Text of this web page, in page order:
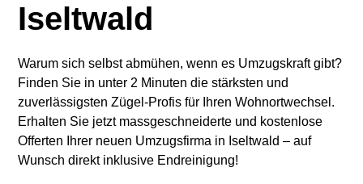
Iseltwald
Warum sich selbst abmühen, wenn es Umzugskraft gibt?
Finden Sie in unter 2 Minuten die stärksten und
zuverlässigsten Zügel-Profis für Ihren Wohnortwechsel.
Erhalten Sie jetzt massgeschneiderte und kostenlose
Offerten Ihrer neuen Umzugsfirma in Iseltwald – auf
Wunsch direkt inklusive Endreinigung!